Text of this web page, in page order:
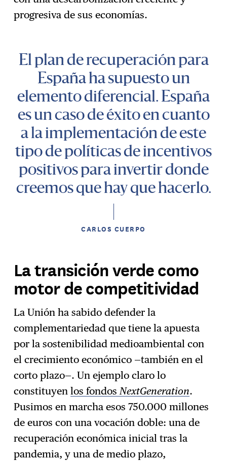
progresiva de sus economías.
El plan de recuperación para
España ha supuesto un
elemento diferencial. España
es un caso de éxito en cuanto
a la implementación de este
tipo de políticas de incentivos
positivos para invertir donde
creemos que hay que hacerlo.
CARLOS CUERPO
La transición verde como
motor de competitividad
La Unión ha sabido defender la
complementariedad que tiene la apuesta
por la sostenibilidad medioambiental con
el crecimiento económico —también en el
corto plazo—. Un ejemplo claro lo
constituyenlos fondosNextGeneration.
Pusimos en marcha esos 750.000 millones
de euros con una vocación doble: una de
recuperación económica inicial tras la
pandemia, y una de medio plazo,